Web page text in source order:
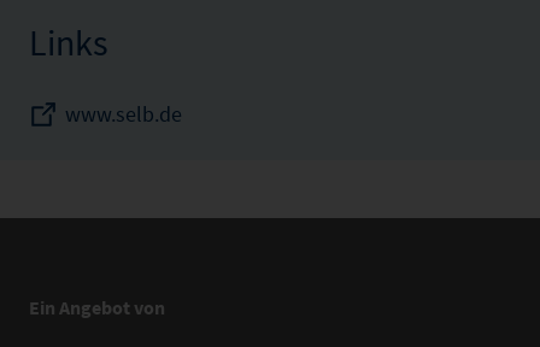
Links
www.selb.de
Ein Angebot von